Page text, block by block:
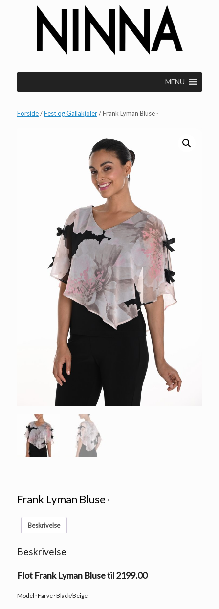
MENU
Forside/Fest og Gallakjoler/ Frank Lyman Bluse ·
Frank Lyman Bluse ·
Beskrivelse
Beskrivelse
Flot Frank Lyman Bluse til 2199.00
Model · Farve · Black/Beige